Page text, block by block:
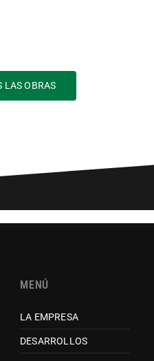
LAS OBRAS
MENÚ
LA EMPRESA
DESARROLLOS